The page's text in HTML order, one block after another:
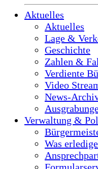
Aktuelles
Aktuelles
Lage &
Geschichte
Zahlen &
Verdiente
Video
News-
Verwaltung &
Was